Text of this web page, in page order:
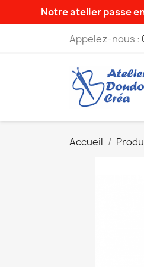
Notre atelier passe
Appelez-nous :
Accueil